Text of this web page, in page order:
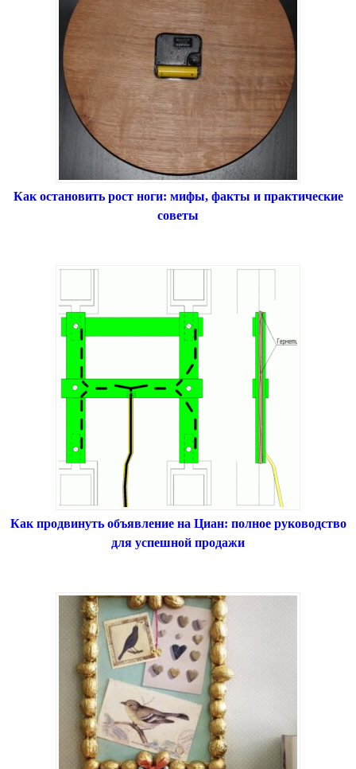
Как остановить рост ноги: мифы, факты и практические
советы
Как продвинуть объявление на Циан: полное руководство
для успешной продажи